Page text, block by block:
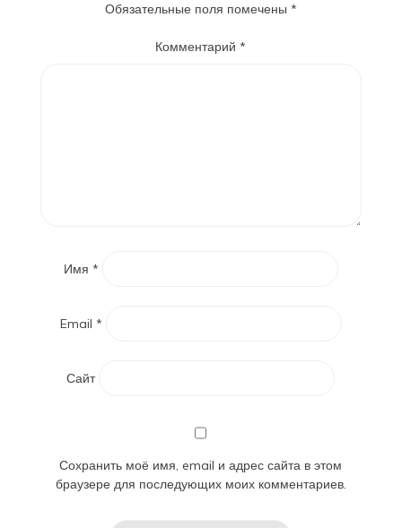
Обязательные поля помечены *
Комментарий*
Имя *
Email *
Сайт
Сохранить моё имя, email и адрес сайта в этом
браузере для последующих моих комментариев.